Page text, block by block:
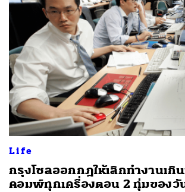
Life
กรุงโซลออกกฎให้เลิกทำงานเกิ
คอมพ์ทุกเครื่องตอน 2 ทุ่มของวั
ค้นหา
SHARE TWEET LINE